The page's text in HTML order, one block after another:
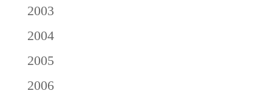
2003
2004
2005
2006